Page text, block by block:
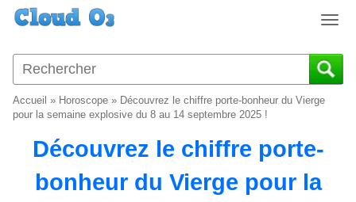
T
g
g
Accueil » Horoscope » Découvrez le chiffre porte-bonheur du Vierge
pour la semaine explosive du 8 au 14 septembre 2025 !
Découvrez le chiffre porte-
bonheur du Vierge pour la